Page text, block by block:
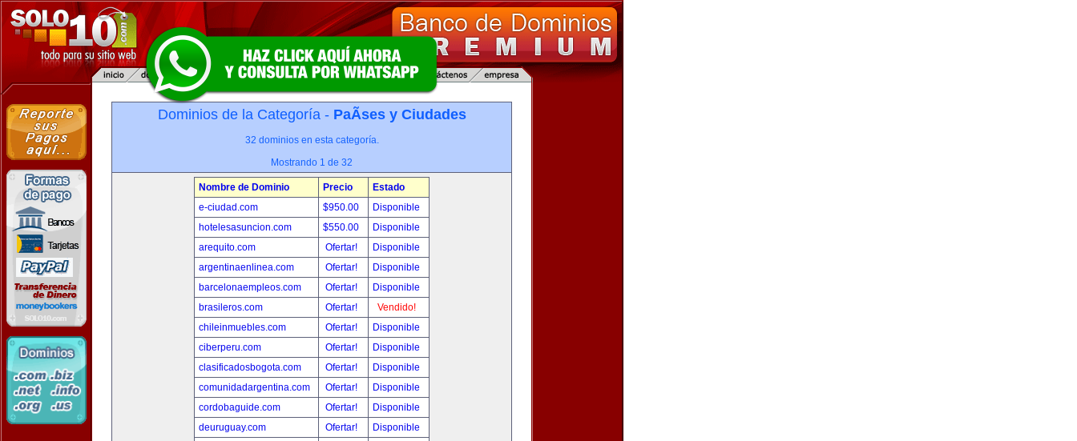
Dominios de la Categoría - PaÃ­ses y Ciudades
32 dominios en esta categoría.
Mostrando 1 de 32
Nombre de Dominio Precio
Estado
e-ciudad.com
$950.00
Disponible
hotelesasuncion.com
$550.00
Disponible
arequito.com
Ofertar!
Disponible
argentinaenlinea.com
Ofertar!
Disponible
barcelonaempleos.com
Ofertar!
Disponible
brasileros.com
Ofertar!
Vendido!
chileinmuebles.com
Ofertar!
Disponible
ciberperu.com
Ofertar!
Disponible
clasificadosbogota.com
Ofertar!
Disponible
comunidadargentina.com
Ofertar!
Disponible
cordobaguide.com
Ofertar!
Disponible
deuruguay.com
Ofertar!
Disponible